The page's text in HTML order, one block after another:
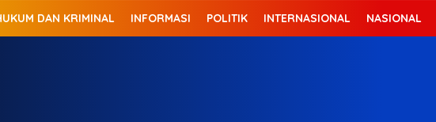
DAN KRIMINAL INFORMASI POLITIK INTERNASIONAL NASIONAL